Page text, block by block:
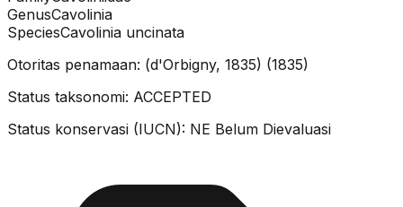
GenusCavolinia
SpeciesCavolinia uncinata
Otoritas penamaan: (d'Orbigny, 1835) (1835)
Status taksonomi: ACCEPTED
Status konservasi (IUCN): NE Belum Dievaluasi